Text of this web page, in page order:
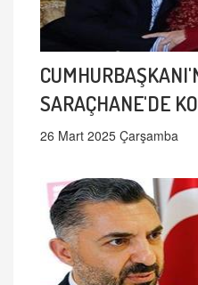
SARAÇHANE'DE
26 Mart 2025 Çarşamba